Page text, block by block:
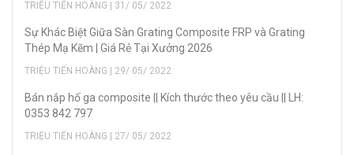
TRIỆU TIẾN HOÀNG | 31/ 05/ 2022
Sự Khác Biệt Giữa Sàn Grating Composite FRP và Grating
Thép Mạ Kẽm | Giá Rẻ Tại Xưởng 2026
TRIỆU TIẾN HOÀNG | 29/ 05/ 2022
Bán nắp hố ga composite || Kích thước theo yêu cầu || LH:
0353 842 797
TRIỆU TIẾN HOÀNG | 27/ 05/ 2022